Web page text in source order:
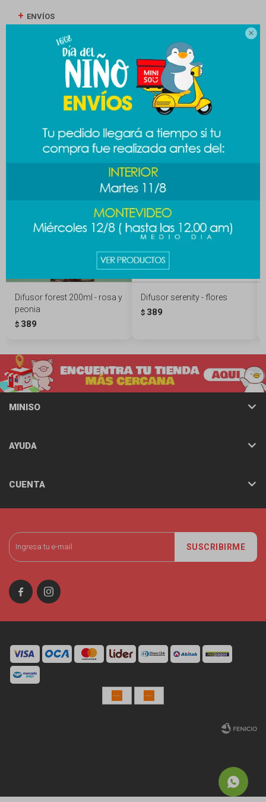

ENVÍOS
CAMBIOS Y DEVOLUCIONES
MEDIOS DE PAGO
Productos que te pueden interesar
Difusor forest 200ml - rosa y
peonia
$ 389
Difusor serenity - flores
$ 389
SUSCRIBIRME
 
MINISO
AYUDA
CUENTA